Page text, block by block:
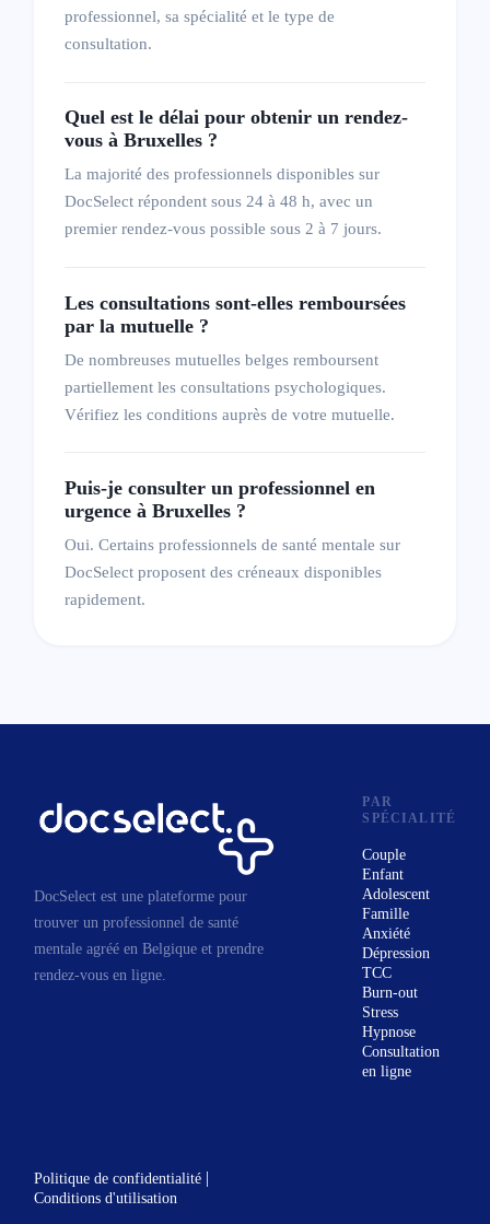
Joëlle Juvyns
Réponse sous 24 - 48h
Prochaines disponibilités
10-08-2026
Thérapeute,Sexothérapeute,Sexologue
Chaussée de Wavre 133, 1050 Ixelles
Réponse sous 24 - 48h
Prochaines disponibilités
10-08-2026
Psychologue, Hypnothérapeute
Chaussée de Waterloo 412E, 1050 Ixelles
Voir la fiche
Coach,Thérapeute holistique, Thérapeute
Avenue de Tervueren 412, 1150 Woluwe-Saint-Pierre
Anglais
Prochaines disponibilités
10-08-2026
24-08-2026
Drève de Nivelles 168, 1150 Woluwe-Saint-Pierre
11-08-2026
professionnel, sa spécialité et le type de
consultation.
Quel est le délai pour obtenir un rendez-
vous à Bruxelles ?
La majorité des professionnels disponibles sur
DocSelect répondent sous 24 à 48 h, avec un
premier rendez-vous possible sous 2 à 7 jours.
Les consultations sont-elles remboursées
par la mutuelle ?
De nombreuses mutuelles belges remboursent
partiellement les consultations psychologiques.
Vérifiez les conditions auprès de votre mutuelle.
Puis-je consulter un professionnel en
urgence à Bruxelles ?
Oui. Certains professionnels de santé mentale sur
DocSelect proposent des créneaux disponibles
rapidement.
DocSelect est une plateforme pour
trouver un professionnel de santé
mentale agréé en Belgique et prendre
rendez-vous en ligne.
PAR
SPÉCIALITÉ
Couple
Enfant
Adolescent
Famille
Anxiété
Dépression
TCC
Burn-out
Stress
Hypnose
Consultation
en ligne
Politique de confidentialité |
Conditions d'utilisation